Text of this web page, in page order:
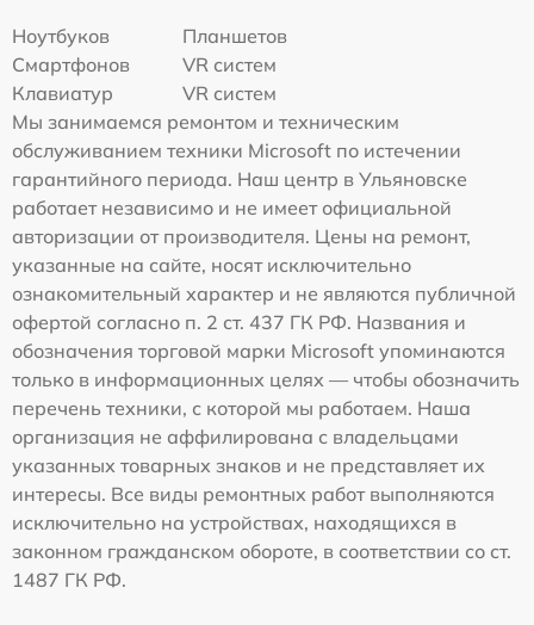
Ноутбуков
Планшетов
Смартфонов
VR систем
Клавиатур
VR систем
Мы занимаемся ремонтом и техническим
обслуживанием техники Microsoft по истечении
гарантийного периода. Наш центр в Ульяновске
работает независимо и не имеет официальной
авторизации от производителя. Цены на ремонт,
указанные на сайте, носят исключительно
ознакомительный характер и не являются публичной
офертой согласно п. 2 ст. 437 ГК РФ. Названия и
обозначения торговой марки Microsoft упоминаются
только в информационных целях — чтобы обозначить
перечень техники, с которой мы работаем. Наша
организация не аффилирована с владельцами
указанных товарных знаков и не представляет их
интересы. Все виды ремонтных работ выполняются
исключительно на устройствах, находящихся в
законном гражданском обороте, в соответствии со ст.
1487 ГК РФ.